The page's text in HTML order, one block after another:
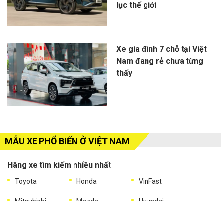
lục thế giới
Xe gia đình 7 chỗ tại Việt
Nam đang rẻ chưa từng
thấy
MẪU XE PHỔ BIẾN Ở VIỆT NAM
Hãng xe tìm kiếm nhiều nhất
Toyota Honda VinFast